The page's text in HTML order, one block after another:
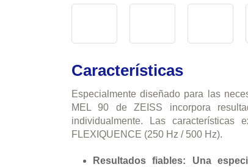
Características
Especialmente diseñado para las
MEL 90 de ZEISS incorpora
individualmente. Las
FLEXIQUENCE (250 Hz / 500 Hz).
Resultados fiables: Una